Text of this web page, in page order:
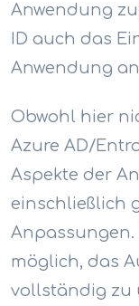
Anwendung
ID auch das
Anwendung
Obwohl hier
Azure AD/
Aspekte der
einschließlich
möglich, das
vollständig zu